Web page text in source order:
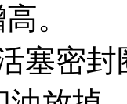
。
塞密封